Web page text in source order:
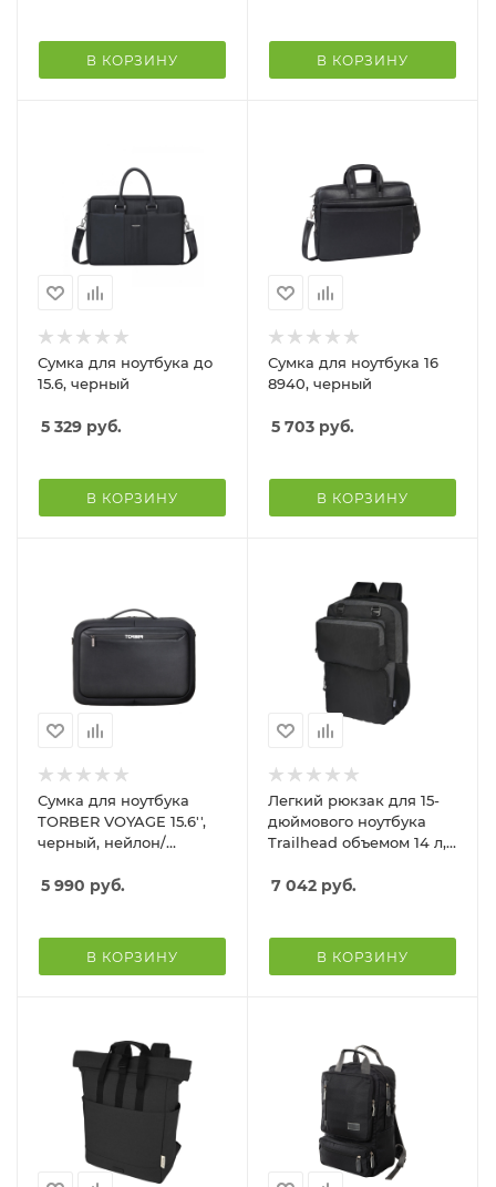
В КОРЗИНУ В КОРЗИНУ
Сумка для ноутбука до
15.6, черный
5 329 руб.
В КОРЗИНУ
Сумка для ноутбука 16
8940, черный
5 703 руб.
В КОРЗИНУ
Сумка для ноутбука
TORBER VOYAGE 15.6'',
черный, нейлон/
см, 12л
5 990 руб.
В КОРЗИНУ
Легкий рюкзак для 15-
дюймового ноутбука
Trailhead объемом 14 л,
переработанных
7 042 руб.
В КОРЗИНУ